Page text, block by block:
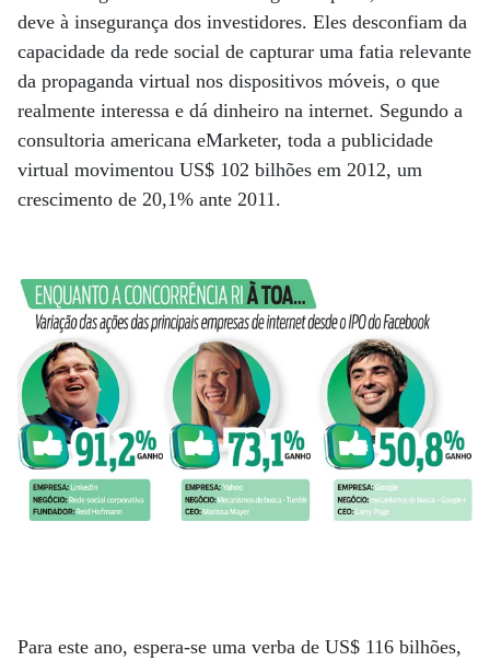
deve à insegurança dos investidores. Eles desconfiam da
capacidade da rede social de capturar uma fatia relevante
da propaganda virtual nos dispositivos móveis, o que
realmente interessa e dá dinheiro na internet. Segundo a
consultoria americana eMarketer, toda a publicidade
virtual movimentou US$ 102 bilhões em 2012, um
crescimento de 20,1% ante 2011.
Para este ano, espera-se uma verba de US$ 116 bilhões,